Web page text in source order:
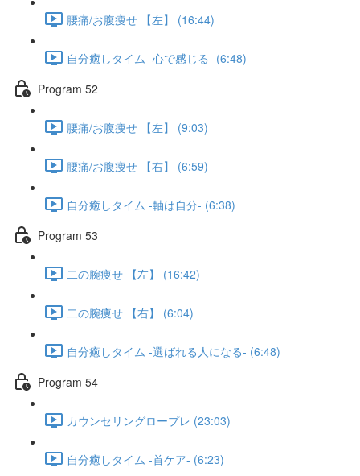
腰痛/お腹痩せ 【左】 (16:44)
自分癒しタイム -心で感じる- (6:48)
Program 52
腰痛/お腹痩せ 【左】 (9:03)
腰痛/お腹痩せ 【右】 (6:59)
自分癒しタイム -軸は自分- (6:38)
Program 53
二の腕痩せ 【左】 (16:42)
二の腕痩せ 【右】 (6:04)
自分癒しタイム -選ばれる人になる- (6:48)
Program 54
カウンセリングロープレ (23:03)
自分癒しタイム -首ケア- (6:23)